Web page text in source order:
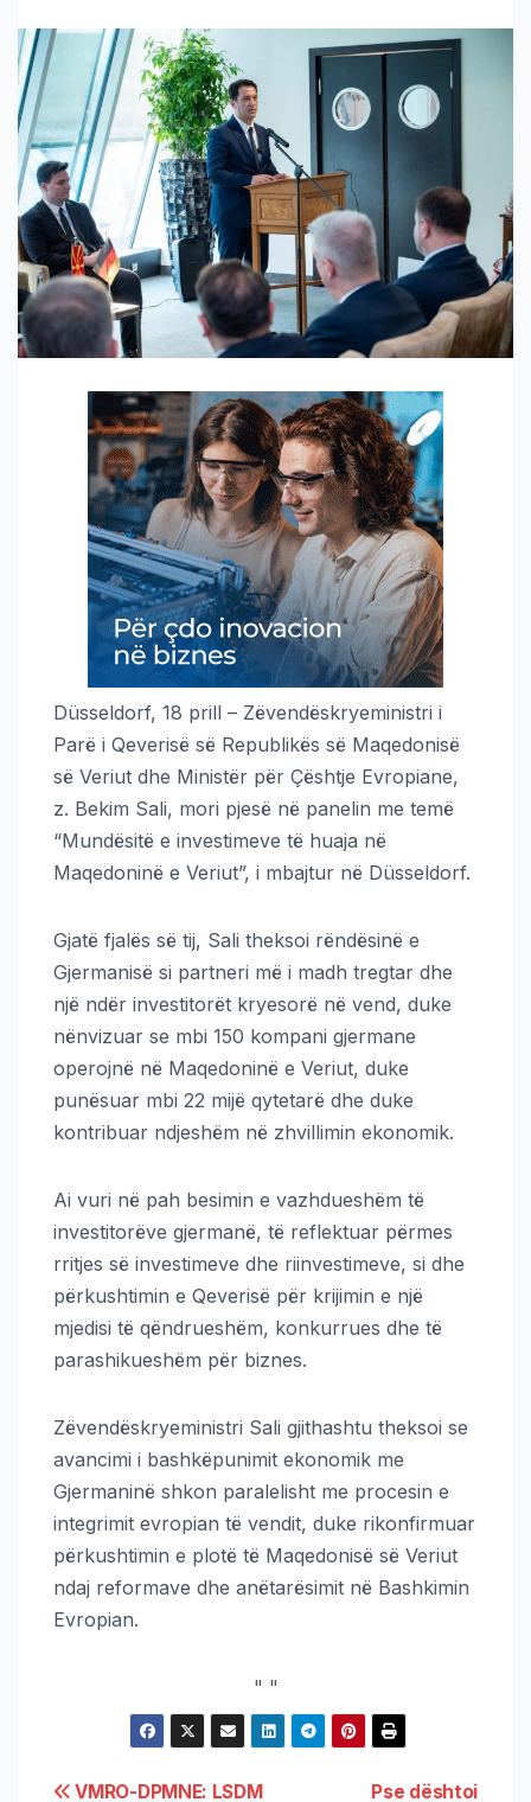
Düsseldorf, 18 prill – Zëvendëskryeministri i
Parë i Qeverisë së Republikës së Maqedonisë
së Veriut dhe Ministër për Çështje Evropiane,
z. Bekim Sali, mori pjesë në panelin me temë
“Mundësitë e investimeve të huaja në
Maqedoninë e Veriut”, i mbajtur në Düsseldorf.
Gjatë fjalës së tij, Sali theksoi rëndësinë e
Gjermanisë si partneri më i madh tregtar dhe
një ndër investitorët kryesorë në vend, duke
nënvizuar se mbi 150 kompani gjermane
operojnë në Maqedoninë e Veriut, duke
punësuar mbi 22 mijë qytetarë dhe duke
kontribuar ndjeshëm në zhvillimin ekonomik.
Ai vuri në pah besimin e vazhdueshëm të
investitorëve gjermanë, të reflektuar përmes
rritjes së investimeve dhe riinvestimeve, si dhe
përkushtimin e Qeverisë për krijimin e një
mjedisi të qëndrueshëm, konkurrues dhe të
parashikueshëm për biznes.
Zëvendëskryeministri Sali gjithashtu theksoi se
avancimi i bashkëpunimit ekonomik me
Gjermaninë shkon paralelisht me procesin e
integrimit evropian të vendit, duke rikonfirmuar
përkushtimin e plotë të Maqedonisë së Veriut
ndaj reformave dhe anëtarësimit në Bashkimin
Evropian.
" "
Pse dështoi
VMRO-DPMNE: LSDM